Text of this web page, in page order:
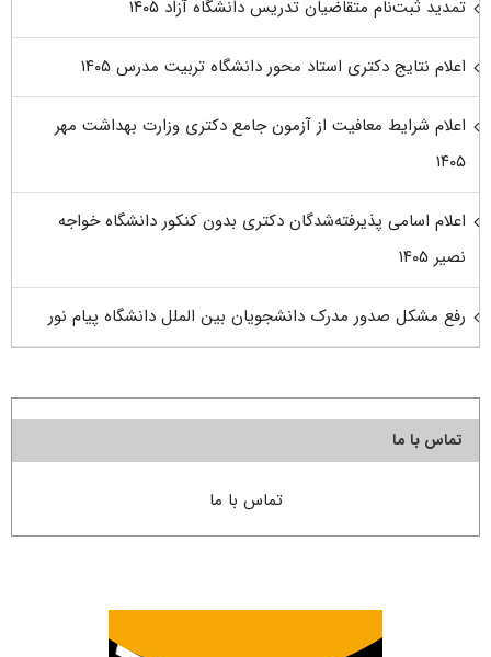
تمدید ثبت‌نام متقاضیان تدریس دانشگاه آزاد ۱۴۰۵
اعلام نتایج دکتری استاد محور دانشگاه تربیت مدرس ۱۴۰۵
اعلام شرایط معافیت از آزمون جامع دکتری وزارت بهداشت مهر
۱۴۰۵
اعلام اسامی پذیرفته‌شدگان دکتری بدون کنکور دانشگاه خواجه
نصیر ۱۴۰۵
رفع مشکل صدور مدرک دانشجویان بین الملل دانشگاه پیام نور
تماس با ما
تماس با ما